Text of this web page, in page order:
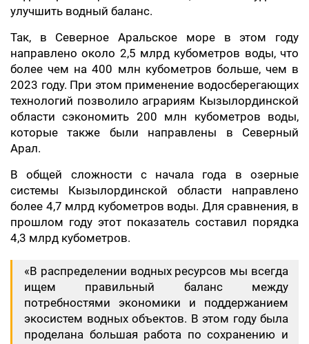
улучшить водный баланс.
Так, в Северное Аральское море в этом году
направлено около 2,5 млрд кубометров воды, что
более чем на 400 млн кубометров больше, чем в
2023 году. При этом применение водосберегающих
технологий позволило аграриям Кызылординской
области сэкономить 200 млн кубометров воды,
которые также были направлены в Северный
Арал.
В общей сложности с начала года в озерные
системы Кызылординской области направлено
более 4,7 млрд кубометров воды. Для сравнения, в
прошлом году этот показатель составил порядка
4,3 млрд кубометров.
«В распределении водных ресурсов мы всегда
ищем правильный баланс между
потребностями экономики и поддержанием
экосистем водных объектов. В этом году была
проделана большая работа по сохранению и